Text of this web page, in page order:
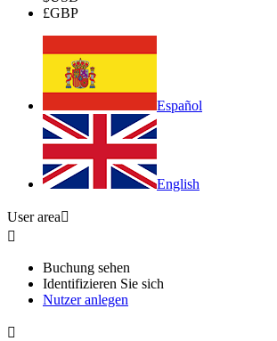
£GBP
Español
English
User area

Buchung sehen
Identifizieren Sie sich
Nutzer anlegen
